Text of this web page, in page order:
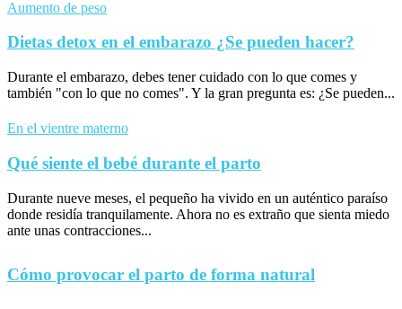
Aumento de peso
Dietas detox en el embarazo ¿Se pueden hacer?
Durante el embarazo, debes tener cuidado con lo que comes y
también "con lo que no comes". Y la gran pregunta es: ¿Se pueden...
En el vientre materno
Qué siente el bebé durante el parto
Durante nueve meses, el pequeño ha vivido en un auténtico paraíso
donde residía tranquilamente. Ahora no es extraño que sienta miedo
ante unas contracciones...
Cómo provocar el parto de forma natural